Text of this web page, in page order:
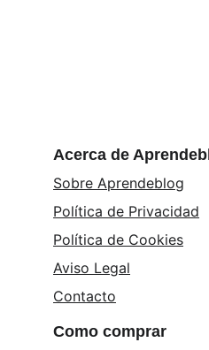
Acerca de
Sobre Aprendeblog
Política de Privacidad
Política de Cookies
Aviso Legal
Contacto
Como comprar